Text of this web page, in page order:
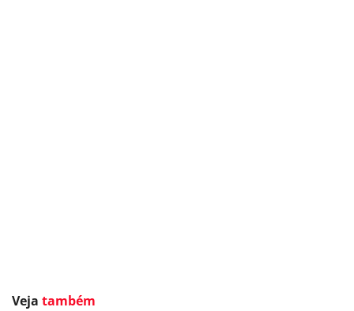
Veja também